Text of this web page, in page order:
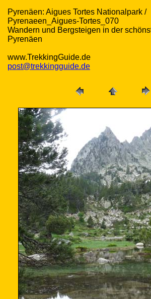
Pyrenäen: Aigues Tortes Nationalpark /
Pyrenaeen_Aigues-Tortes_070
Wandern und Bergsteigen in der
Pyrenäen
www.TrekkingGuide.de
post@trekkingguide.de